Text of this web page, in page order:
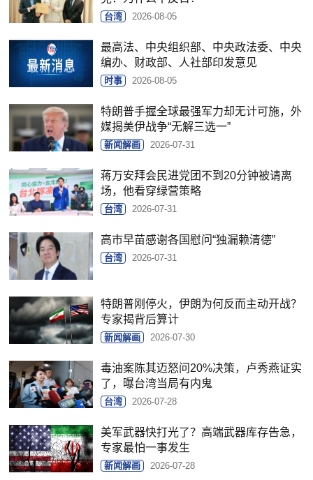
台湾 2026-08-05
最高法、中央组织部、中央政法委、中央
编办、财政部、人社部印发意见
时事 2026-08-05
特朗普手握全球最强军力却无计可施，外
媒揭美伊战争“无解三选一”
新闻解画 2026-07-31
蒋万安拜会民进党团不到20分钟被请离
场，他看穿绿营策略
台湾 2026-07-31
高市早苗感谢各国慰问“独漏赖清德”
台湾 2026-07-31
特朗普刚停火，伊朗为何反而主动开战？
专家揭背后算计
新闻解画 2026-07-30
毒油案陈其迈怒问20%决策，卢秀燕证实
了，曝台湾当局有内鬼
台湾 2026-07-28
美军武器快打光了？高端武器库存告急，
专家最怕一事发生
新闻解画 2026-07-28